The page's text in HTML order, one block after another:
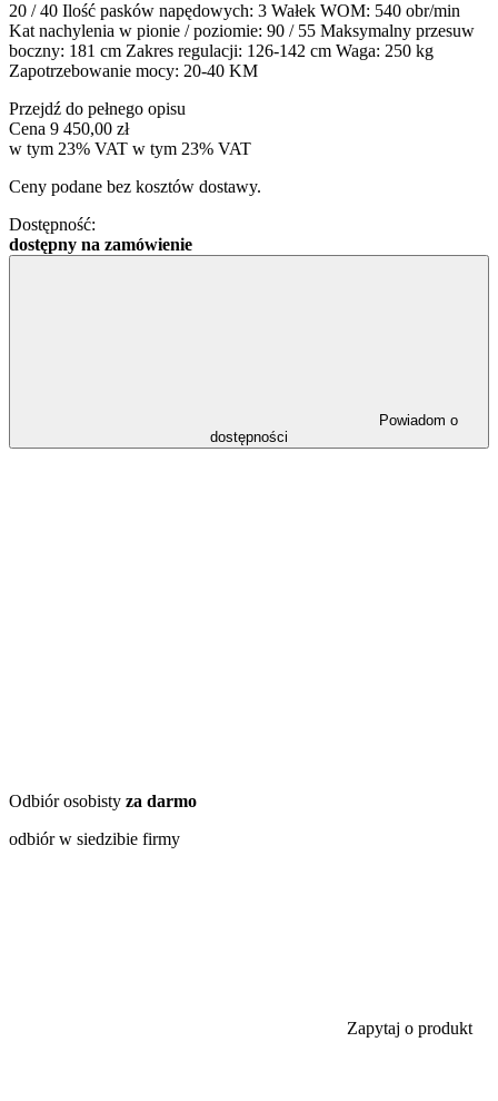
20 / 40 Ilość pasków napędowych: 3 Wałek WOM: 540 obr/min
Kat nachylenia w pionie / poziomie: 90 / 55 Maksymalny przesuw
boczny: 181 cm Zakres regulacji: 126-142 cm Waga: 250 kg
Zapotrzebowanie mocy: 20-40 KM
Przejdź do pełnego opisu
Cena 9 450,00 zł
w tym 23% VAT w tym 23% VAT
Ceny podane bez kosztów dostawy.
Dostępność:
dostępny na zamówienie
dostępności
Odbiór osobisty za darmo
odbiór w siedzibie firmy
Zapytaj o produkt